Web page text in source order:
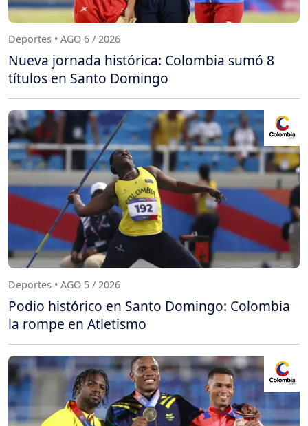
Deportes • AGO 6 / 2026
Nueva jornada histórica: Colombia sumó 8
títulos en Santo Domingo
Deportes • AGO 5 / 2026
Podio histórico en Santo Domingo: Colombia
la rompe en Atletismo